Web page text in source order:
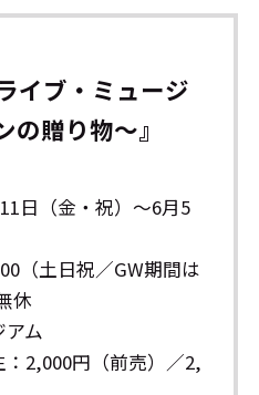
イブ・ミュージ
の贈り物～』
日（金・祝）～6月5
（土日祝／GW期間は
休
ム
2,000円（前売）／2,